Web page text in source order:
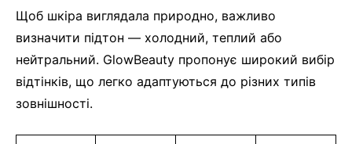
Щоб шкіра виглядала природно, важливо
визначити підтон — холодний, теплий або
нейтральний. GlowBeauty пропонує широкий вибір
відтінків, що легко адаптуються до різних типів
зовнішності.